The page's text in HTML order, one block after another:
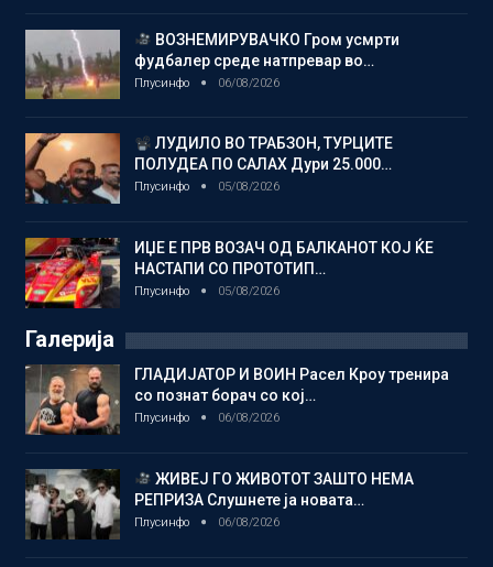
ВОЗНЕМИРУВАЧКО Гром усмрти
фудбалер среде натпревар во…
Плусинфо 06/08/2026
ЛУДИЛО ВО ТРАБЗОН, ТУРЦИТЕ
ПОЛУДЕА ПО САЛАХ Дури 25.000…
Плусинфо 05/08/2026
ИЏЕ Е ПРВ ВОЗАЧ ОД БАЛКАНОТ КОЈ ЌЕ
НАСТАПИ СО ПРОТОТИП…
Плусинфо 05/08/2026
Галерија
ГЛАДИЈАТОР И ВОИН Расел Кроу тренира
со познат борач со кој…
Плусинфо 06/08/2026
ЖИВЕЈ ГО ЖИВОТОТ ЗАШТО НЕМА
РЕПРИЗА Слушнете ја новата…
Плусинфо 06/08/2026